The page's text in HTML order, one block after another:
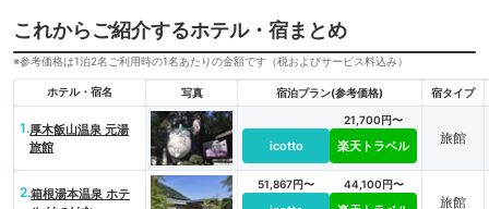
これからご紹介するホテル・宿まとめ
※参考価格は1泊2名ご利用時の1名あたりの金額です（税およびサービス料込み）
ホテル・宿名 写真 宿泊プラン(参考価格) 宿タイプ
1.厚木飯山温泉 元湯
旅館
icotto
21,700円〜
楽天トラベル 旅館
2.箱根湯本温泉 ホテ
51,867円〜 44,100円〜
旅館